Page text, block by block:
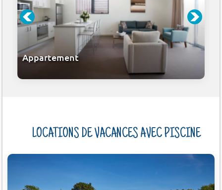
Appartement
LOCATIONS DE VACANCES AVEC PISCINE